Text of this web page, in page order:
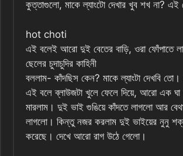
কুত্তাগুলো, মাকে ল্যাংটো দেখার খুব শখ না? এই
hot choti
এই বলেই আরো দুই বেতের বাড়ি, ওরা ফোঁপাতে
ছেলের চুদাচুদির কাহিনী
বললাম- কাঁদছিস কেন? মাকে ল্যাংটা দেখবি
এই বলে ব্লাউজটা খুলে ফেলে দিয়ে, আরো এক ঘা
মারলাম। দুই ভাই গুঙিয়ে কাঁদতে লাগলো আর
লাগলো। কিন্তু নজর করলাম দুই ভাইয়ের নুনু
করেছে। দেখে আরো রাগ উঠে গেলো।